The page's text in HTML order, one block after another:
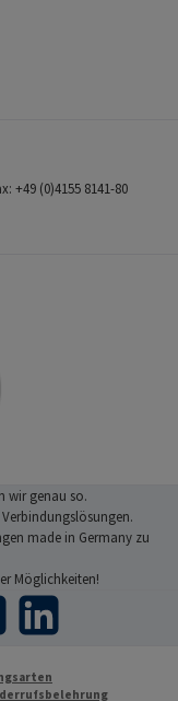
+49 (0)4155 8141-80
wir genau so.
made in Germany zu
Möglichkeiten!
LinkedIn